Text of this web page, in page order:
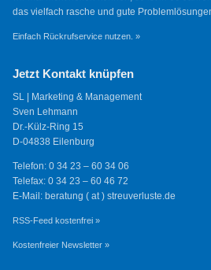
das vielfach rasche und gute
Einfach Rückrufservice nutzen. »
Jetzt Kontakt knüpfen
SL | Marketing & Management
Sven Lehmann
Dr.-Külz-Ring 15
D-04838 Eilenburg
Telefon: 0 34 23 – 60 34 06
Telefax: 0 34 23 – 60 46 72
E-Mail: beratung ( at ) streuverluste.de
RSS-Feed kostenfrei »
Kostenfreier Newsletter »